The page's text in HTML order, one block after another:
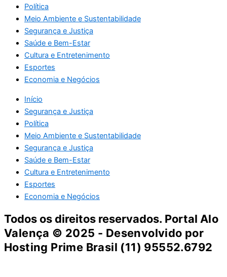
Política
Meio Ambiente e Sustentabilidade
Segurança e Justiça
Saúde e Bem-Estar
Cultura e Entretenimento
Esportes
Economia e Negócios
Início
Segurança e Justiça
Política
Meio Ambiente e Sustentabilidade
Segurança e Justiça
Saúde e Bem-Estar
Cultura e Entretenimento
Esportes
Economia e Negócios
Todos os direitos reservados. Portal Alo
Valença © 2025 - Desenvolvido por
Hosting Prime Brasil (11) 95552.6792